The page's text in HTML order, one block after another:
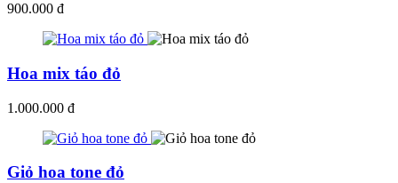
900.000 đ
Hoa mix táo đỏ
1.000.000 đ
Giỏ hoa tone đỏ